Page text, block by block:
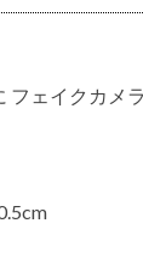
フェイクカメ